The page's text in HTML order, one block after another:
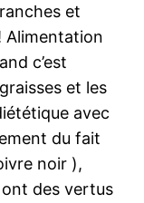
et
Alimentation
c’est
et les
avec
du fait
noir ),
des vertus